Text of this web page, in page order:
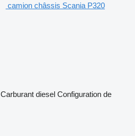
camion châssis Scania P320
Carburant diesel Configuration de